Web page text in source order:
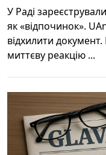
У Раді
як «відпочинок».
відхилити
миттєву реакцію ...